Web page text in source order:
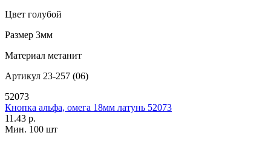
Цвет голубой
Размер 3мм
Материал метанит
Артикул 23-257 (06)
52073
Кнопка альфа, омега 18мм латунь 52073
11.43 р.
Мин. 100 шт